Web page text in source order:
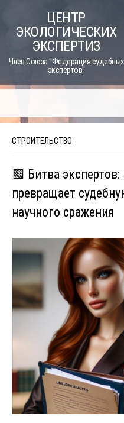
content
ЦЕНТР
ЭКОЛОГИЧЕСКИХ
ЭКСПЕРТИЗ
Член Союза "Федерация судебных
экспертов"
СТРОИТЕЛЬСТВО
🟩 Битва
превращает
научного сражения